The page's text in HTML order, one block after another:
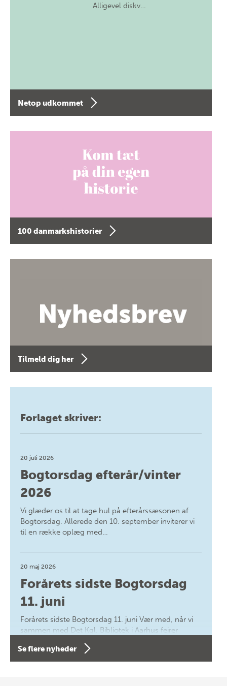
Alligevel diskv…
Netop udkommet
100 danmarkshistorier
Tilmeld dig her
Forlaget skriver:
20 juli 2026
Bogtorsdag efterår/vinter
2026
Vi glæder os til at tage hul på efterårssæsonen af
Bogtorsdag. Allerede den 10. september inviterer vi
til en række oplæg med…
20 maj 2026
Forårets sidste Bogtorsdag
11. juni
Forårets sidste Bogtorsdag 11. juni Vær med, når vi
sammen med Det Kgl. Bibliotek i Aarhus fejrer
forfatterne bag vores nyes…
Se flere nyheder